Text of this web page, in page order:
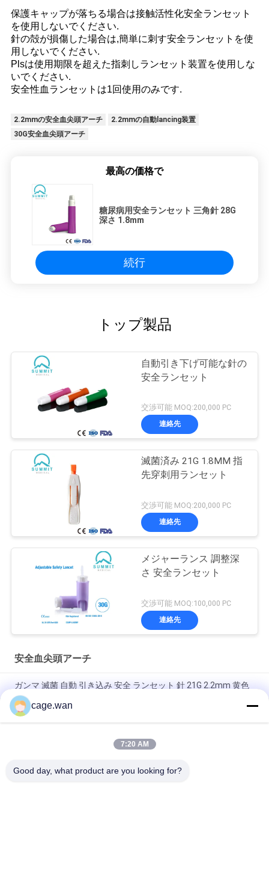
保護キャップが落ちる場合は接触活性化安全ランセット
を使用しないでください.
針の殻が損傷した場合は,簡単に刺す安全ランセットを使
用しないでください.
Plsは使用期限を超えた指刺しランセット装置を使用しな
いでください.
安全性血ランセットは1回使用のみです.
2.2mmの安全血尖頭アーチ
2.2mmの自動lancing装置
30G安全血尖頭アーチ
最高の価格で
糖尿病用安全ランセット 三角針 28G
深さ 1.8mm
続行
トップ製品
自動引き下げ可能な針の
安全ランセット
交渉可能 MOQ:200,000 PC
連絡先
滅菌済み 21G 1.8MM 指
先穿刺用ランセット
交渉可能 MOQ:200,000 PC
連絡先
メジャーランス 調整深
さ 安全ランセット
交渉可能 MOQ:100,000 PC
連絡先
安全血尖頭アーチ
ガンマ 滅菌 自動 引き込み 安全 ランセット 針 21G 2.2mm 黄色
急速なテストのための押しボタンの安全尖頭アーチ21Gの針
1.8mmの深さ
1.2mm 1.4mm 1.8mmの3深さの調節可能な深さの安全尖頭ア
cage.wan
7:20 AM
Good day, what product are you looking for?